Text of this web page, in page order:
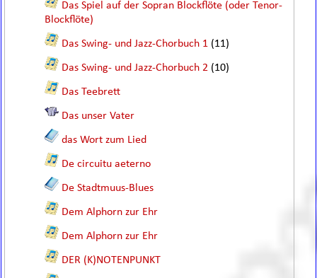
Das Spiel auf der Sopran Blockflöte (oder Tenor-
Blockflöte)
Das Swing- und Jazz-Chorbuch 1 (11)
Das Swing- und Jazz-Chorbuch 2 (10)
Das Teebrett
Das unser Vater
das Wort zum Lied
De circuitu aeterno
De Stadtmuus-Blues
Dem Alphorn zur Ehr
Dem Alphorn zur Ehr
DER (K)NOTENPUNKT